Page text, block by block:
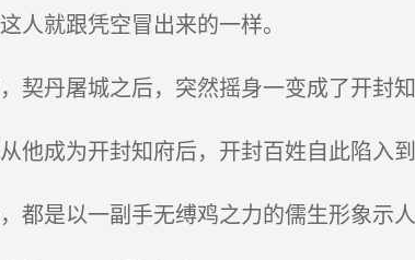
人就跟凭空冒出来的一样。
契丹屠城之后，突然摇身一变成了开封知
他成为开封知府后，开封百姓自此陷入到
都是以一副手无缚鸡之力的儒生形象示人